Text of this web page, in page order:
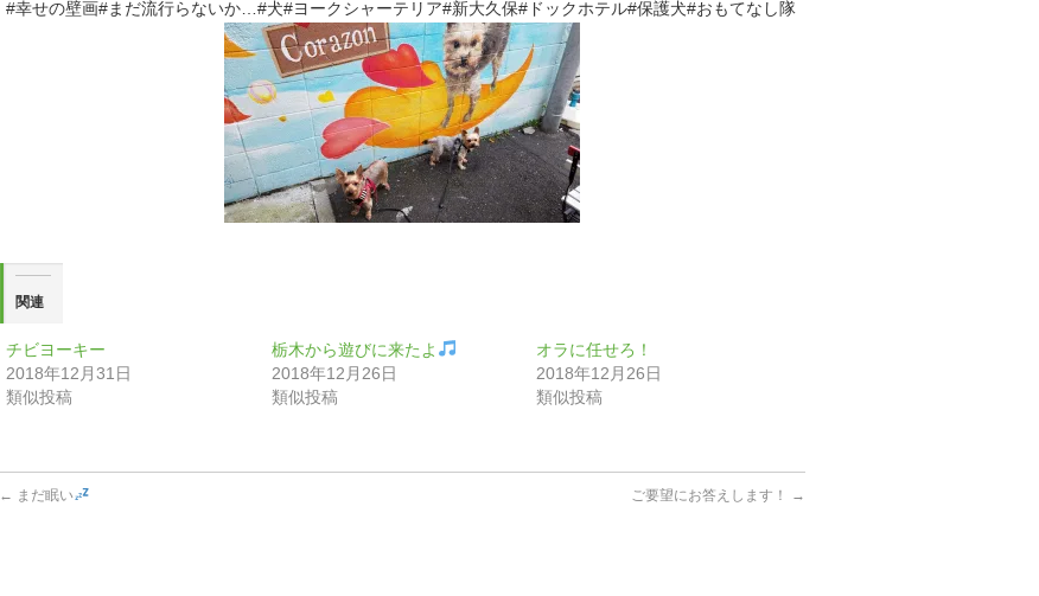
#幸せの壁画#まだ流行らないか…#犬#ヨークシャーテリア#新大久保#ドックホテル#保護犬#おもてなし隊
関連
チビヨーキー
2018年12月31日
類似投稿
栃木から遊びに来たよ
2018年12月26日
類似投稿
オラに任せろ！
2018年12月26日
類似投稿
← まだ眠い ご要望にお答えします！ →